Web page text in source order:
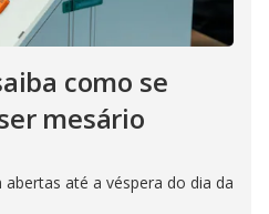
como se
mesário
até a véspera do dia da